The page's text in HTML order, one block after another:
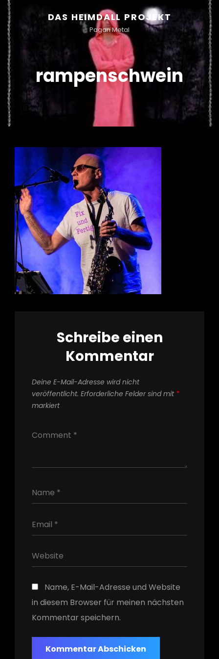
DAS HEIMDALL PROJEKT
Pagan Metal
rampenschwein
Schreibe einen
Kommentar
Deine E-Mail-Adresse wird nicht
veröffentlicht. Erforderliche Felder sind mit *
markiert
Name, E-Mail-Adresse und Website
in diesem Browser für meinen nächsten
Kommentar speichern.